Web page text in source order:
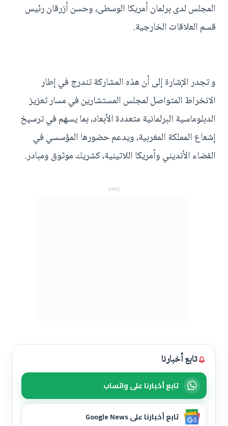
المجلس لدى برلمان أمريكا الوسطى، وحسن أزرقان رئيس
قسم العلاقات الخارجية.
و تجدر الإشارة إلى أن هذه المشاركة تندرج في إطار
الانخراط المتواصل لمجلس المستشارين في مسار تعزيز
الدبلوماسية البرلمانية متعددة الأبعاد، بما يسهم في ترسيخ
إشعاع المملكة المغربية، ويدعم حضورها المؤسسي في
الفضاء الأنديني وأمريكا اللاتينية، كشريك موثوق ومبادر.
إعلان
تابع أخبارنا
تابع أخبارنا على واتساب
تابع أخبارنا على Google News